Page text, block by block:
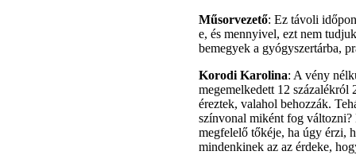
Műsorvezető: Ez távoli
e, és mennyivel, ezt nem
bemegyek a gyógyszertárba,
Korodi Karolina: A vény
megemelkedett 12
éreztek, valahol behozzák.
színvonal miként fog változni?
megfelelő tőkéje, ha úgy érzi,
mindenkinek az az érdeke,